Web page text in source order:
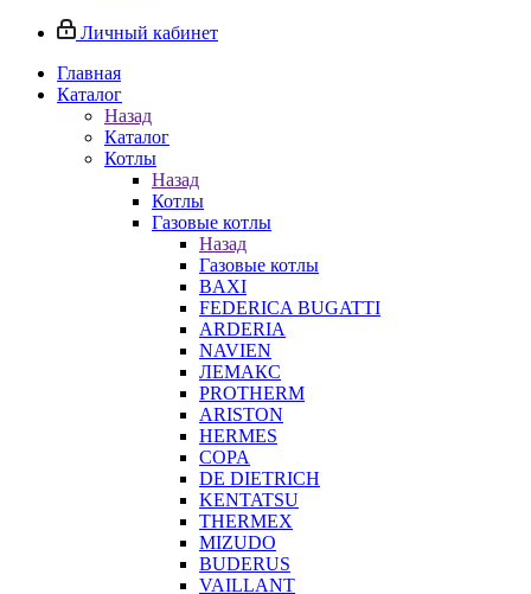
Личный кабинет
Главная
Каталог
Назад
Каталог
Котлы
Назад
Котлы
Газовые котлы
Назад
Газовые котлы
BAXI
FEDERICA BUGATTI
ARDERIA
NAVIEN
ЛЕМАКС
PROTHERM
ARISTON
HERMES
COPA
DE DIETRICH
KENTATSU
THERMEX
MIZUDO
BUDERUS
VAILLANT